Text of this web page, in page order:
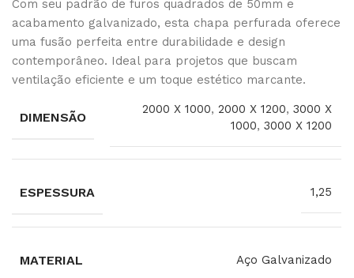
Com seu padrão de furos quadrados de 50mm e
acabamento galvanizado, esta chapa perfurada oferece
uma fusão perfeita entre durabilidade e design
contemporâneo. Ideal para projetos que buscam
ventilação eficiente e um toque estético marcante.
DIMENSÃO
2000 X 1000,2000 X 1200,3000 X
1000,3000 X 1200
ESPESSURA 1,25
MATERIAL Aço Galvanizado